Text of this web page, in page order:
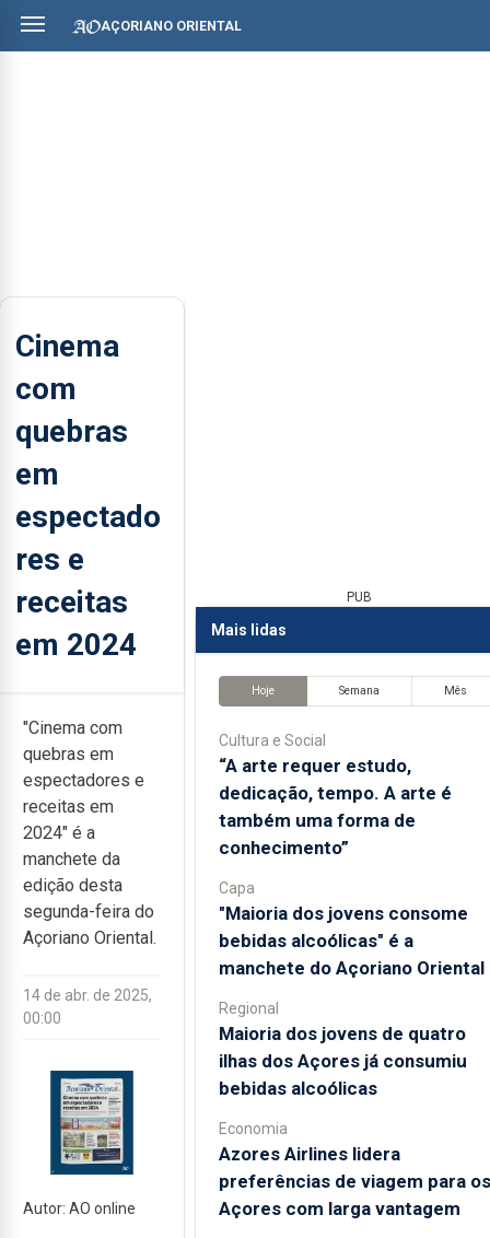
AÇORIANO ORIENTAL
Cinema
com
quebras
em
espectado
res e
receitas
em 2024
"Cinema com
quebras em
espectadores e
receitas em
2024" é a
manchete da
edição desta
segunda-feira do
Açoriano Oriental.
14 de abr. de 2025,
00:00
Autor: AO online
PUB
Mais lidas
Hoje Semana Mês
Cultura e Social
“A arte requer estudo,
dedicação, tempo. A arte é
também uma forma de
conhecimento”
Capa
"Maioria dos jovens consome
bebidas alcoólicas" é a
manchete do Açoriano Oriental
Regional
Maioria dos jovens de quatro
ilhas dos Açores já consumiu
bebidas alcoólicas
Economia
Azores Airlines lidera
preferências de viagem para os
Açores com larga vantagem